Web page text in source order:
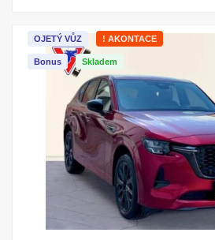
OJETÝ VŮZ ! AKONTACE
Skladem
Bonus